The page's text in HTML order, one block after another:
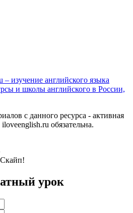
– изучение английского языка
и школы английского в России,
с данного ресурса - активная
обязательна.
урок